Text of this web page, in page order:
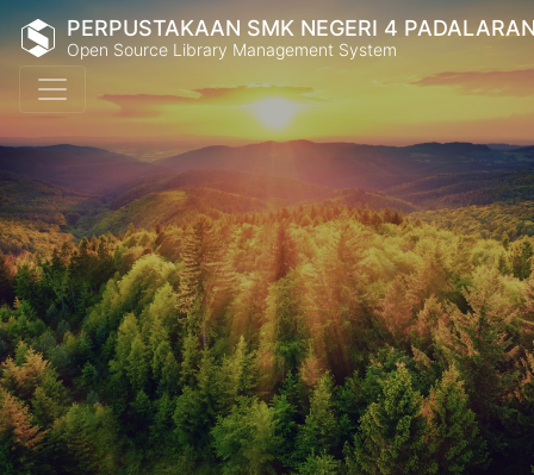
PERPUSTAKAAN SMK NEGERI 4
Open Source Library Management System